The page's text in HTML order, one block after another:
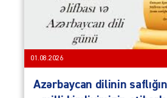
01.08.2026
Azərbaycan dilinin